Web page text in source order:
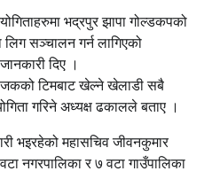
भद्रपुर झापा गोल्डकपको
लिग सञ्चालन गर्न लागिएको
दिए ।
टिमबाट खेल्ने खेलाडी सबै
गरिने अध्यक्ष ढकालले बताए ।
भइरहेको महासचिव जीवनकुमार
नगरपालिका र ७ वटा गाउँपालिका